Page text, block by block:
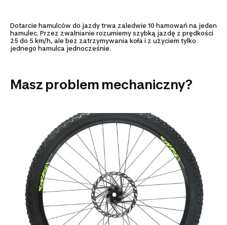
Dotarcie hamulców do jazdy trwa zaledwie 10 hamowań na jeden
hamulec. Przez zwalnianie rozumiemy szybką jazdę z prędkości
25 do 5 km/h, ale bez zatrzymywania koła i z użyciem tylko
jednego hamulca jednocześnie.
Masz problem mechaniczny?